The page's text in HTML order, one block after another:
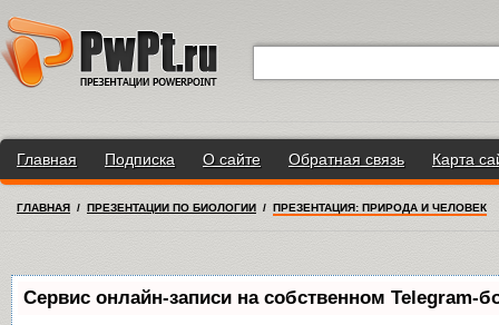
Главная Подписка О сайте Обратная связь Карта
ГЛАВНАЯ / ПРЕЗЕНТАЦИИ ПО БИОЛОГИИ / ПРЕЗЕНТАЦИЯ: ПРИРОДА И ЧЕЛОВЕК
Сервис онлайн-записи на собственном Telegram-